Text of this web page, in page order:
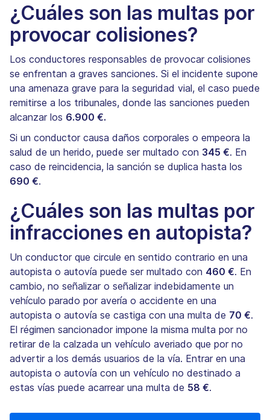
¿Cuáles son las multas por
provocar colisiones?
Los conductores responsables de provocar colisiones
se enfrentan a graves sanciones. Si el incidente supone
una amenaza grave para la seguridad vial, el caso puede
remitirse a los tribunales, donde las sanciones pueden
alcanzar los 6.900 €.
Si un conductor causa daños corporales o empeora la
salud de un herido, puede ser multado con 345 €. En
caso de reincidencia, la sanción se duplica hasta los
690 €.
¿Cuáles son las multas por
infracciones en autopista?
Un conductor que circule en sentido contrario en una
autopista o autovía puede ser multado con 460 €. En
cambio, no señalizar o señalizar indebidamente un
vehículo parado por avería o accidente en una
autopista o autovía se castiga con una multa de 70 €.
El régimen sancionador impone la misma multa por no
retirar de la calzada un vehículo averiado que por no
advertir a los demás usuarios de la vía. Entrar en una
autopista o autovía con un vehículo no destinado a
estas vías puede acarrear una multa de 58 €.